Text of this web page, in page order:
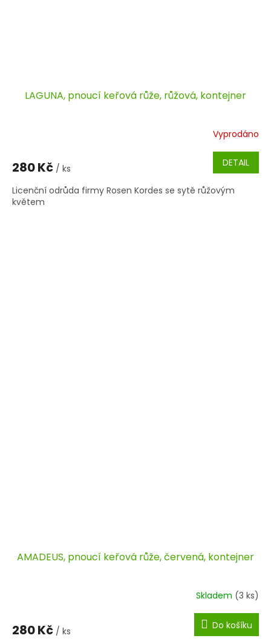
LAGUNA, pnoucí keřová růže, růžová, kontejner
Vyprodáno
280 Kč / ks DETAIL
Licenční odrůda firmy Rosen Kordes se sytě růžovým
květem
AMADEUS, pnoucí keřová růže, červená, kontejner
Skladem (3 ks)
280 Kč / ks Do košíku